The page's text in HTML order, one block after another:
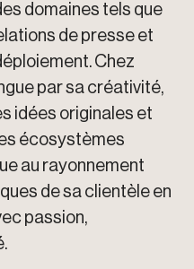
domaines tels que
de presse et
Chez
par sa créativité,
idées originales et
écosystèmes
au rayonnement
de sa clientèle en
passion,